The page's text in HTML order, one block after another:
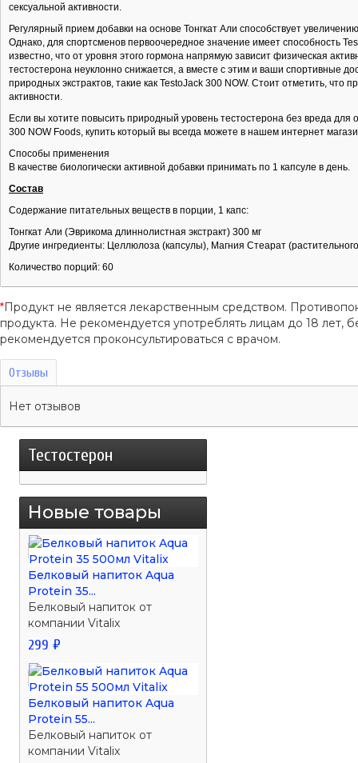
сексуальной активности.
Регулярный прием добавки на основе Тонгкат Али способствует
Однако, для спортсменов первоочередное значение имеет способность
известно, что от уровня этого гормона напрямую зависит физическая
тестостерона неуклонно снижается, а вместе с этим и ваши спортивные
природных экстрактов, такие как TestoJack 300 NOW. Стоит отметить,
активности.
Если вы хотите повысить природный уровень тестостерона без вреда
300 NOW Foods, купить который вы всегда можете в нашем интернет
Способы применения
В качестве биологически активной добавки принимать по 1 капсуле в день.
Состав
Содержание питательных веществ в порции, 1 капс:
Тонгкат Али (Эврикома длиннолистная экстракт) 300 мг
Другие ингредиенты: Целлюлоза (капсулы), Магния Стеарат
Количество порций: 60
*Продукт не является лекарственным средством.
продукта. Не рекомендуется употреблять лицам до 18
рекомендуется проконсультироваться с врачом.
Отзывы
Нет отзывов
Тестостерон
Новые товары
Белковый напиток Aqua
Protein 35...
Белковый напиток от
компании Vitalix
299 ₽
Белковый напиток Aqua
Protein 55...
Белковый напиток от
компании Vitalix